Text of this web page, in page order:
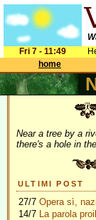
Fri 7 - 11:49
home
Near a tree by a
there's a hole in
ULTIMI POST
27/7 Opera sì,
14/7 La parola